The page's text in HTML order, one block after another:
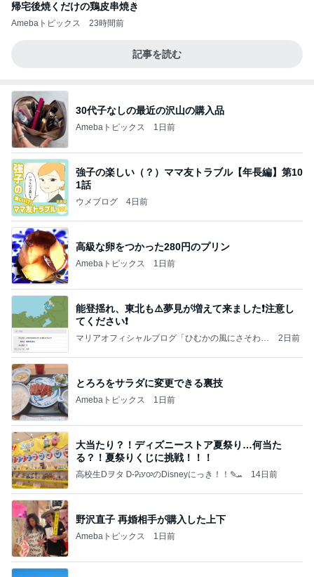
帰宅後焼くだけの鶏皮串焼き
Amebaトピックス 23時間前
記事を読む
30代子なしの最近の沢山の購入品
Amebaトピックス 1日前
強子の楽しい（？）ママ友トラブル【年長編】第10
1話
ウメブログ 4日前
高級な卵をつかった280円のプリン
Amebaトピックス 1日前
能登揺れ、東北も⚠️夢見が増えて来ました❗️注意し
てください❗️
マリアオフィシャルブログ「ひむかの風にさそわれ
2日前
とろろをサラダに変更できる裏技
Amebaトピックス 1日前
大当たり？！ディズニーストア夏祭り…何当た
る？！夏祭りくじに挑戦！！！
高校生Dヲタ Ꭰ-ᎮꭵꭹꭴのDisneyにっき！！✎ܚ 14日前
野沢直子 再婚相手が購入した上下
Amebaトピックス 1日前